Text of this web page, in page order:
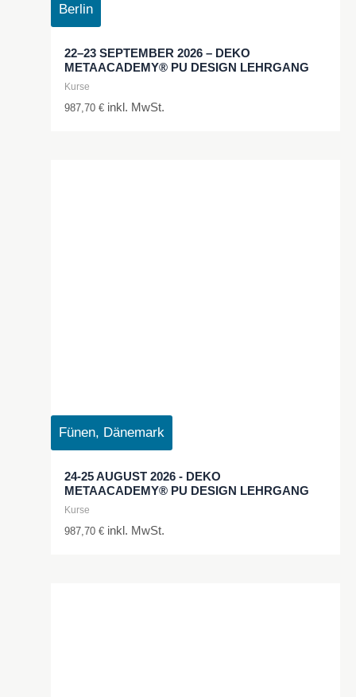
Berlin
22–23 SEPTEMBER 2026 – DEKO
METAACADEMY® PU DESIGN LEHRGANG
Kurse
987,70€ inkl. MwSt.
Fünen, Dänemark
24-25 AUGUST 2026 - DEKO
METAACADEMY® PU DESIGN LEHRGANG
Kurse
987,70€ inkl. MwSt.